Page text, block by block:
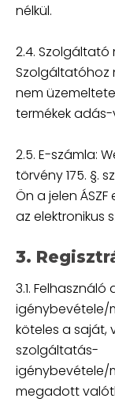
nélkül.
2.4.
Szolgáltatóhoz
nem
termékek
2.5. E-számla:
törvény 175. §.
Ön a jelen
az elektronikus
3.
3.1.
igénybevétele/
köteles a saját,
szolgáltatás-
igénybevétele/
megadott